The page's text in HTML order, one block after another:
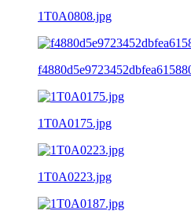
1T0A0808.jpg
1T0A0175.jpg
1T0A0223.jpg